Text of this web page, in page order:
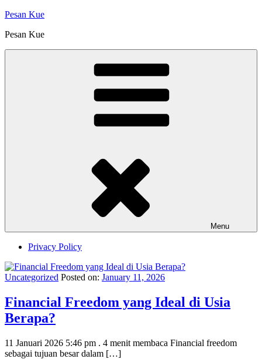
Skip
content
Pesan Kue
Pesan Kue
Menu
Privacy Policy
Uncategorized Posted on: January 11, 2026
Financial Freedom yang Ideal di Usia
Berapa?
11 Januari 2026 5:46 pm . 4 menit membaca Financial freedom
sebagai tujuan besar dalam […]